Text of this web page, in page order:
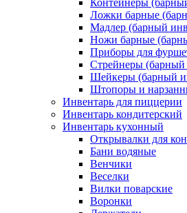
Контейнеры
Ложки барные
Мадлер (барный
Ножи барные
Приборы для
Стрейнеры (барный
Шейкеры (барный
Штопоры и
Инвентарь для пиццерии
Инвентарь кондитерский
Инвентарь кухонный
Открывалки для
Бани водяные
Венчики
Веселки
Вилки поварские
Воронки